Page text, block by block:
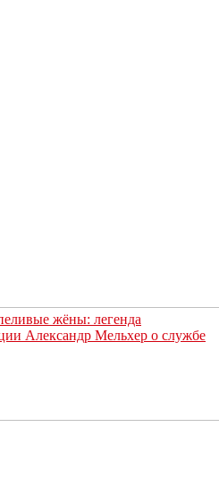
жёны: легенда
Александр Мельхер о службе